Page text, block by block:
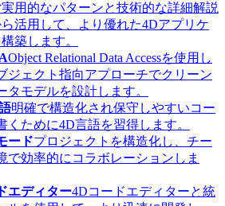
実用的なパターンと技術的な詳細解説
活用して、より優れた4Dアプリケ
築します。
Object Relational Data Accessを使用し
ジェクト指向アプローチでクリーン
タモデルを設計します。
明確で構造化され保守しやすいコー
くために4D言語を習得します。
ードプロジェクトを構造化し、チー
で効率的にコラボレーションしま
エディター4Dコードエディターと統